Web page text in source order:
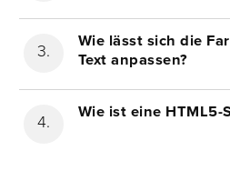
Wie lässt sich die
Text anpassen?
Wie ist eine